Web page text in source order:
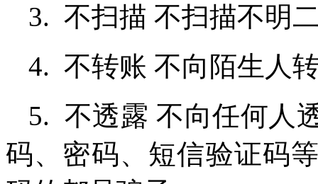
3. 不扫描 不扫描不明
4. 不转账 不向陌生人
5. 不透露 不向任何人
码、密码、短信验证码